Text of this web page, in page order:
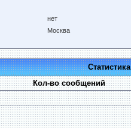
нет
Москва
Кол-во сообщений